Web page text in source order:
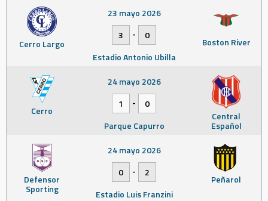
Cerro Largo Boston River
23 mayo 2026
3
-
0
Estadio Antonio Ubilla
Cerro Central
Español
24 mayo 2026
1
-
0
Parque Capurro
Defensor
Sporting
Peñarol
24 mayo 2026
0
-
2
Estadio Luis Franzini